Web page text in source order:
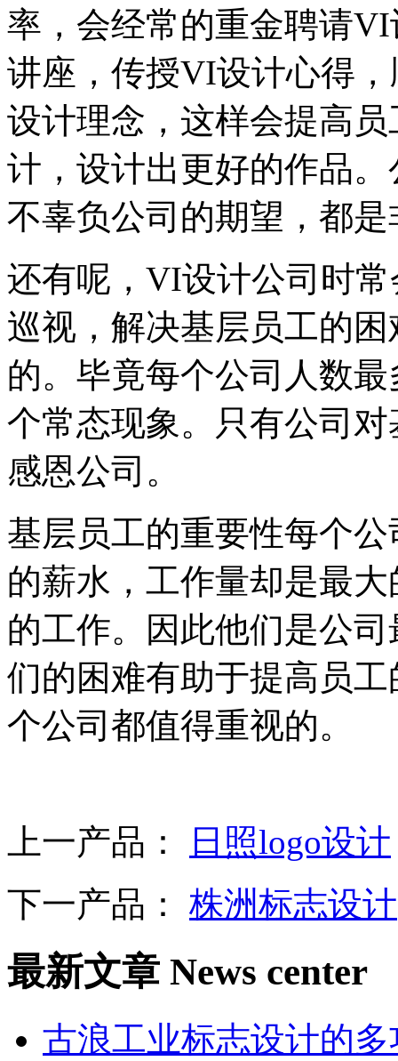
率，会经常的重金聘请
讲座，传授VI设计心得
设计理念，这样会提高
计，设计出更好的作品
不辜负公司的期望，都
还有呢，VI设计公司时
巡视，解决基层员工的
的。毕竟每个公司人数
个常态现象。只有公司
感恩公司。
基层员工的重要性每个
的薪水，工作量却是最
的工作。因此他们是公
们的困难有助于提高员
个公司都值得重视的。
上一产品：
日照logo设计
下一产品： 株洲标志设计
最新文章 News center
古浪工业标志设计的